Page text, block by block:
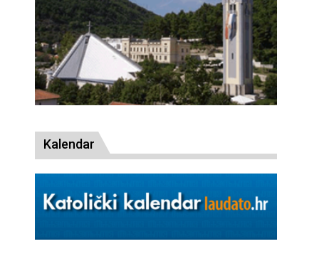
Kalendar